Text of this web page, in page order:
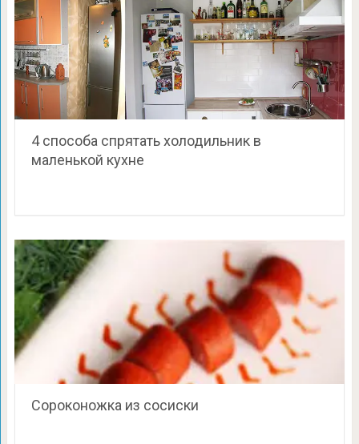
4 способа спрятать холодильник в
маленькой кухне
Сороконожка из сосиски